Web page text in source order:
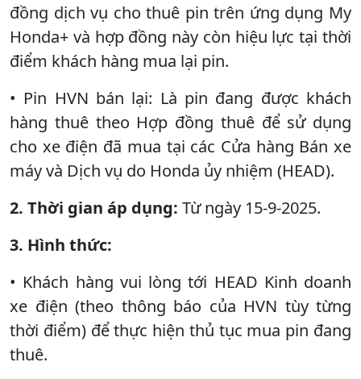
đồng dịch vụ cho thuê pin trên ứng dụng My
Honda+ và hợp đồng này còn hiệu lực tại thời
điểm khách hàng mua lại pin.
• Pin HVN bán lại: Là pin đang được khách
hàng thuê theo Hợp đồng thuê để sử dụng
cho xe điện đã mua tại các Cửa hàng Bán xe
máy và Dịch vụ do Honda ủy nhiệm (HEAD).
2. Thời gian áp dụng: Từ ngày 15-9-2025.
3. Hình thức:
• Khách hàng vui lòng tới HEAD Kinh doanh
xe điện (theo thông báo của HVN tùy từng
thời điểm) để thực hiện thủ tục mua pin đang
thuê.